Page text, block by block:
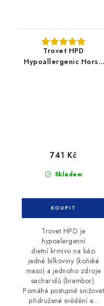
Trovet HPD
Hypoallergenic Horse
Skladem
741 Kč
Trovet HPD je
hypoalergenní
dietní krmivo na bázi
jedné bílkoviny (koňské
maso) a jednoho zdroje
sacharidů (brambor).
Pomáhá postupně snižovat
přidružené svědění a...